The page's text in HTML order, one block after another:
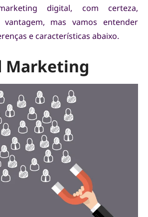
digital, com certeza,
vantagem, mas vamos entender
e características abaixo.
Marketing